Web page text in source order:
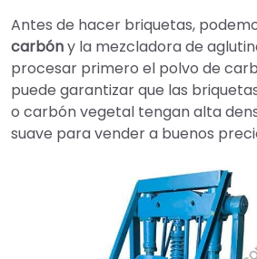
Antes de hacer briquetas,
carbóny la mezcladora de
procesar primero el polvo de
puede garantizar que las
o carbón vegetal tengan alta
suave para vender a buenos